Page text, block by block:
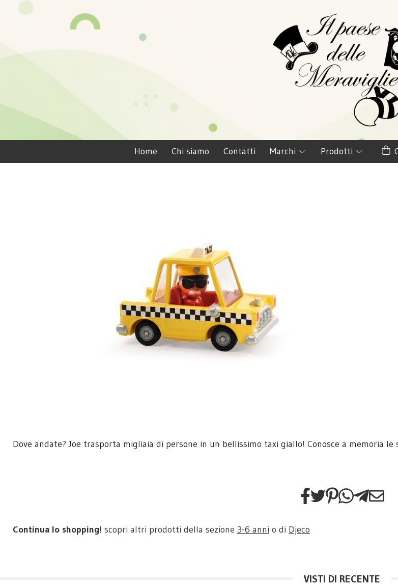
Home Chi siamo Contatti Marchi Prodotti
Dove andate? Joe trasporta migliaia di persone in un bellissimo taxi giallo! Conosce a memoria
Continua lo shopping! scopri altri prodotti della sezione 3-6 anni o di Djeco
VISTI DI RECENTE